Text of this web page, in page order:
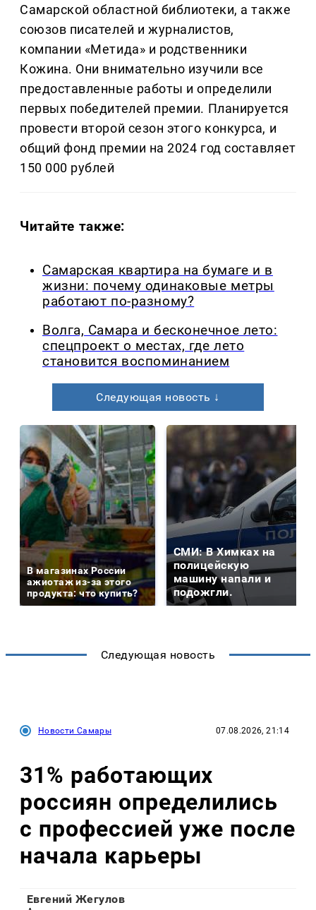
Самарской областной библиотеки, а также
союзов писателей и журналистов,
компании «Метида» и родственники
Кожина. Они внимательно изучили все
предоставленные работы и определили
первых победителей премии. Планируется
провести второй сезон этого конкурса, и
общий фонд премии на 2024 год составляет
150 000 рублей
Читайте также:
Самарская квартира на бумаге и в
жизни: почему одинаковые метры
работают по-разному?
Волга, Самара и бесконечное лето:
спецпроект о местах, где лето
становится воспоминанием
Следующая новость ↓
В магазинах России
ажиотаж из-за этого
продукта: что купить?
СМИ: В Химках на
полицейскую
машину напали и
подожгли.
Следующая новость
Новости Самары 07.08.2026, 21:14
31% работающих
россиян определились
с профессией уже после
начала карьеры
Евгений Жегулов